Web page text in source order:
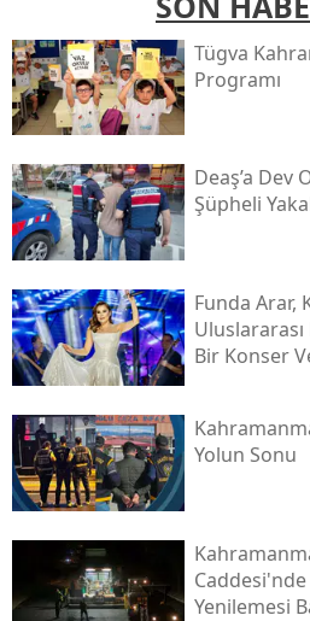
Tügva
Programı
Deaş’a Dev
Şüpheli
Funda Arar,
Bir Konser
Yolun Sonu
Caddesi'nde
Yenilemesi